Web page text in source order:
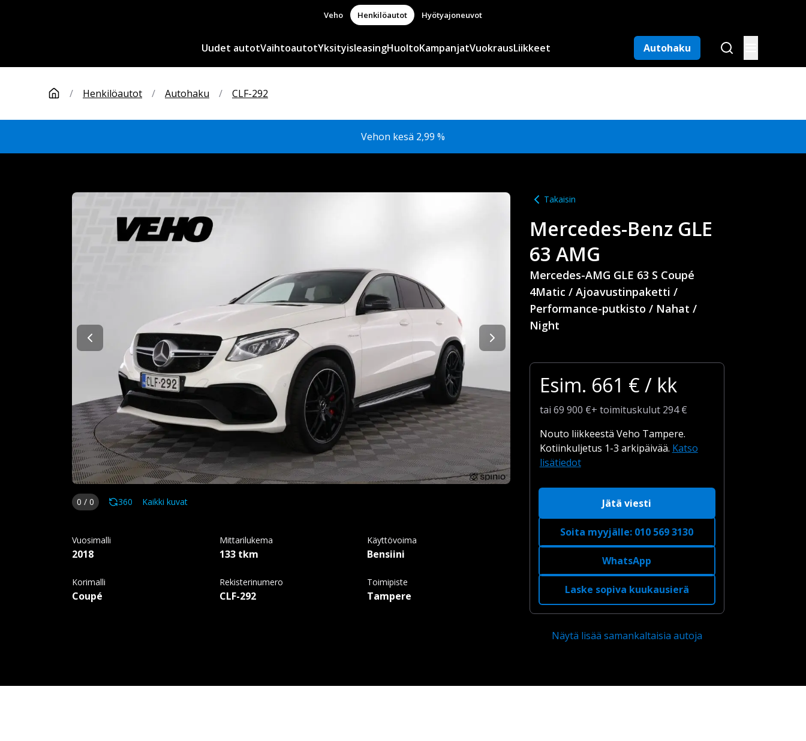
Veho Henkilöautot Hyötyajoneuvot
Uudet autotVaihtoautotYksityisleasingHuoltoKampanjatVuokrausLiikkeet Autohaku
/ Henkilöautot / Autohaku / CLF-292
Vehon kesä 2,99 %
0 / 0 360 Kaikki kuvat
Vuosimalli
2018
Mittarilukema
133 tkm
Käyttövoima
Bensiini
Korimalli
Coupé
Rekisterinumero
CLF-292
Toimipiste
Tampere
Takaisin
Mercedes-Benz GLE
63 AMG
Mercedes-AMG GLE 63 S Coupé
4Matic / Ajoavustinpaketti /
Performance-putkisto / Nahat /
Night
Esim. 661 € / kk
tai 69 900 €+ toimituskulut 294 €
Nouto liikkeestä Veho Tampere.
Kotiinkuljetus 1-3 arkipäivää. Katso
lisätiedot
Jätä viesti
Soita myyjälle: 010 569 3130
WhatsApp
Laske sopiva kuukausierä
Näytä lisää samankaltaisia autoja